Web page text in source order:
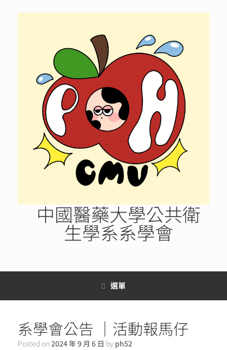
中國醫藥大學公共衛
生學系系學會
選單
系學會公告 ｜活動報馬仔
Posted on 2024 年 9 月 6 日 by ph52